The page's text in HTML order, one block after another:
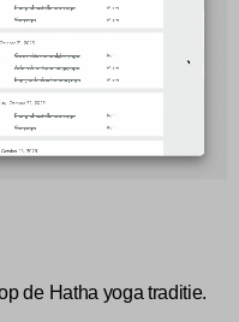
de Hatha yoga traditie.